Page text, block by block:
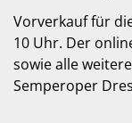
Vorverkauf für
10 Uhr. Der
sowie alle
Semperoper